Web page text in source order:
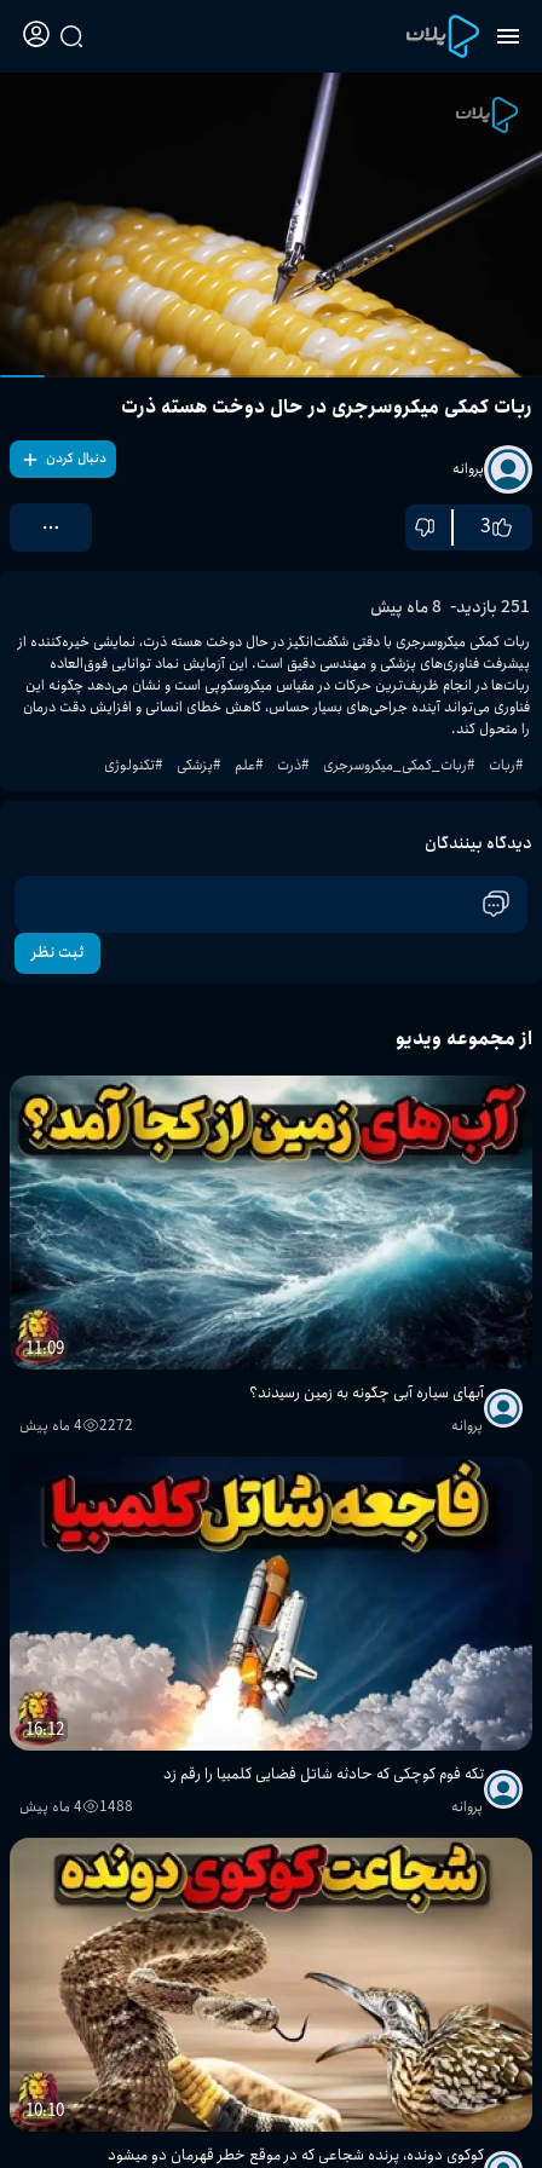
ربات کمکی میکروسرجری در حال دوخت هسته ذرت
پروانه دنبال کردن
3
251بازدید- 8 ماه پیش
ربات کمکی میکروسرجری با دقتی شگفت‌انگیز در حال دوخت هسته ذرت، نمایشی خیره‌کننده از
پیشرفت فناوری‌های پزشکی و مهندسی دقیق است. این آزمایش نماد توانایی فوق‌العاده
ربات‌ها در انجام ظریف‌ترین حرکات در مقیاس میکروسکوپی است و نشان می‌دهد چگونه این
فناوری می‌تواند آینده جراحی‌های بسیار حساس، کاهش خطای انسانی و افزایش دقت درمان
را متحول کند.
#ربات #ربات_کمکی_میکروسرجری #ذرت #علم #پزشکی #تکنولوژی
دیدگاه بینندگان
ثبت نظر
از مجموعه ویدیو
11:09
آبهای سیاره آبی چگونه به زمین رسیدند؟
پروانه 2272 4 ماه پیش
16:12
تکه فوم کوچکی که حادثه شاتل فضایی کلمبیا را رقم زد
پروانه 1488 4 ماه پیش
10:10
کوکوی دونده، پرنده شجاعی که در موقع خطر قهرمان دو میشود